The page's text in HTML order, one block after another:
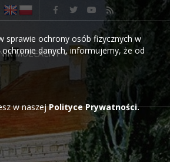
MUZEALNY
sprawie ochrony osób fizycznych w
danych, informujemy, że od
w naszejPolityce Prywatności.